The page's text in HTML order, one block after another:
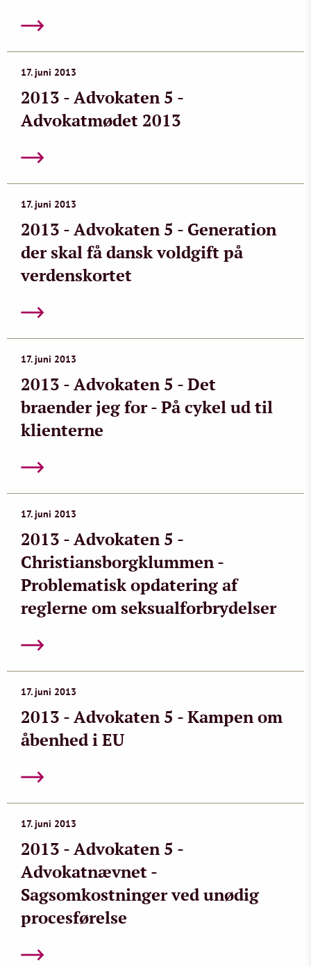
17. juni 2013
2013 - Advokaten 5 -
Advokatmødet 2013
17. juni 2013
2013 - Advokaten 5 - Generation
der skal få dansk voldgift på
verdenskortet
17. juni 2013
2013 - Advokaten 5 - Det
braender jeg for - På cykel ud til
klienterne
17. juni 2013
2013 - Advokaten 5 -
Christiansborgklummen -
Problematisk opdatering af
reglerne om seksualforbrydelser
17. juni 2013
2013 - Advokaten 5 - Kampen om
åbenhed i EU
17. juni 2013
2013 - Advokaten 5 -
Advokatnævnet -
Sagsomkostninger ved unødig
procesførelse